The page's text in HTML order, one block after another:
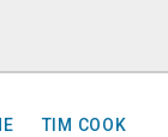
TIM COOK